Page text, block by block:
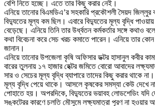
বেশি নিতে হচ্ছে। এতে তার কিছু করার নেই।
এনিয়ে তানোর বিএমডিএ’র সহকারি প্রকৌশলী সৈয়দ জিল্লুর
বিদ্যুতের মূল্য কম ছিল। এবারে বিদ্যুতের মূল্য বৃদ্ধি পাওয়ায়
বেড়েছে। এনিয়ে তিনি তার উর্ধ্বতন কর্মকর্তার সঙ্গে কথাও
কথা বিবেচনা করে সেচ খরচ কমাতে পারেন। এনিয়ে তার
জানান।
এনিয়ে তানোর উপজেলা কৃষি অফিসার ডক্টর হাসানুল কবীর
বারের তুলনায় ১৭ হাজার হেক্টর জমিতে বোরো আবাদের
সার ও সেচের মূল্য বৃদ্ধি ব্যাপারে তাদের কিছু করার থাকে
মূল্য বৃদ্ধি পেয়ে থাকে। আসলে কৃষকের সমস্যা কেউ দেখে
পোহাতে হয়। অপরদিকে, বিদ্যুতের ভয়াবহ লোডশেডিং যদি
সঙ্কটেরর কারণে চলতি মৌসুমে লক্ষ্যমাত্রা পূরণ না হওয়ার